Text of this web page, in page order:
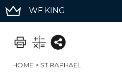
WF KING
HOME > ST RAPHAEL